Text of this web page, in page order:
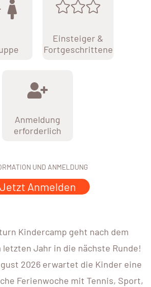
Einsteiger &
Fortgeschrittene
Anmeldung
erforderlich
UND ANMELDUNG
Jetzt Anmelden
Kindercamp geht nach dem
letzten Jahr in die nächste Runde!
2026 erwartet die Kinder eine
Ferienwoche mit Tennis, Sport,